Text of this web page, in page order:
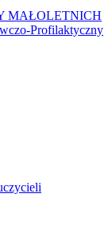
MAŁOLETNICH
Profilaktyczny